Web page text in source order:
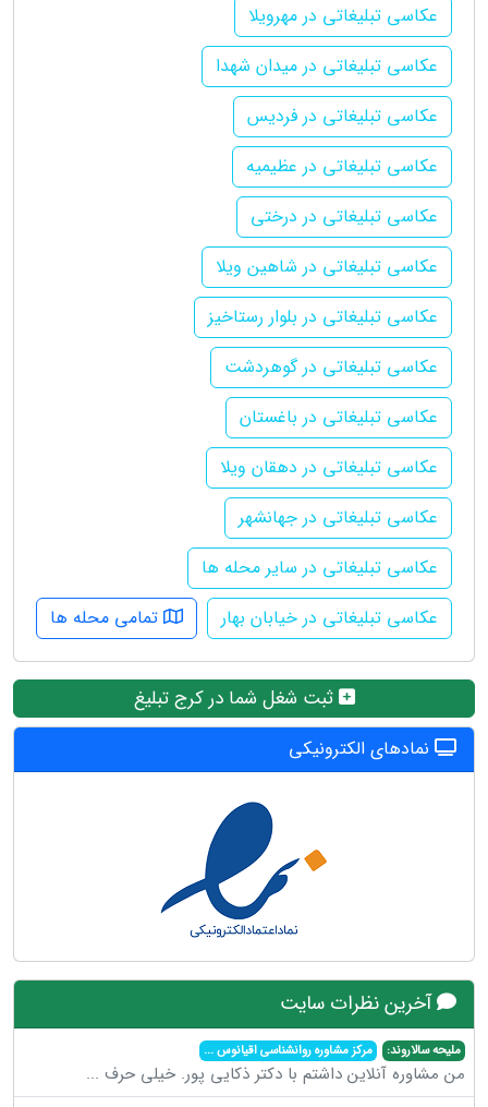
عکاسی تبلیغاتی در مهرویلا
عکاسی تبلیغاتی در میدان شهدا
عکاسی تبلیغاتی در فردیس
عکاسی تبلیغاتی در عظیمیه
عکاسی تبلیغاتی در درختی
عکاسی تبلیغاتی در شاهین ویلا
عکاسی تبلیغاتی در بلوار رستاخیز
عکاسی تبلیغاتی در گوهردشت
عکاسی تبلیغاتی در باغستان
عکاسی تبلیغاتی در دهقان ویلا
عکاسی تبلیغاتی در جهانشهر
عکاسی تبلیغاتی در سایر محله ها
عکاسی تبلیغاتی در خیابان بهار
تمامی محله ها
ثبت شغل شما در کرج تبلیغ
نمادهای الکترونیکی
آخرین نظرات سایت
ملیحه سالاروند: مرکز مشاوره روانشناسی اقیانوس...
من مشاوره آنلاین داشتم با دکتر ذکایی پور. خیلی حرف ...